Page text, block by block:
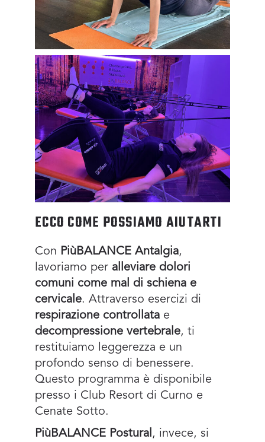
ECCO COME POSSIAMO AIUTARTI
Con PiùBALANCE Antalgia,
lavoriamo per alleviare dolori
comuni come mal di schiena e
cervicale. Attraverso esercizi di
respirazione controllata e
decompressione vertebrale, ti
restituiamo leggerezza e un
profondo senso di benessere.
Questo programma è disponibile
presso i Club Resort di Curno e
Cenate Sotto.
PiùBALANCE Postural , invece, si